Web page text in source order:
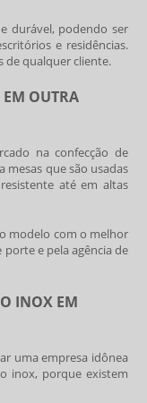
durável, podendo ser
e residências.
de qualquer cliente.
OUTRA
na confecção de
mesas que são usadas
até em altas
modelo com o melhor
e pela agência de
INOX EM
uma empresa idônea
inox, porque existem